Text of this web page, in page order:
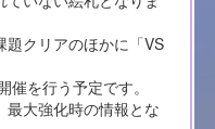
クリアのほかに「VS
を行う予定です。
大強化時の情報とな